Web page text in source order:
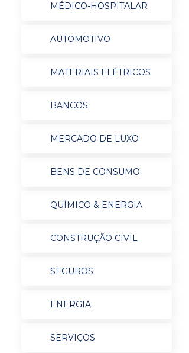
MÉDICO-HOSPITALAR
AUTOMOTIVO
MATERIAIS ELÉTRICOS
BANCOS
MERCADO DE LUXO
BENS DE CONSUMO
QUÍMICO & ENERGIA
CONSTRUÇÃO CIVIL
SEGUROS
ENERGIA
SERVIÇOS